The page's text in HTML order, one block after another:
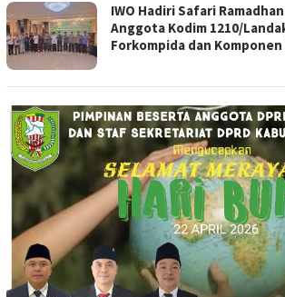
IWO Hadiri Safari
Anggota Kodim 1210/
Forkompida dan